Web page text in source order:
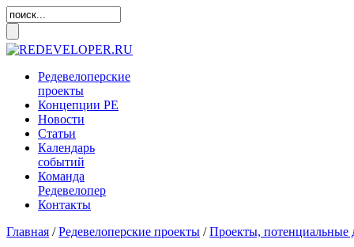
Редевелоперские
проекты
Концепции РЕ
Новости
Статьи
Календарь
событий
Команда
Редевелопер
Контакты
Главная /Редевелоперские проекты /Проекты, потенциальные